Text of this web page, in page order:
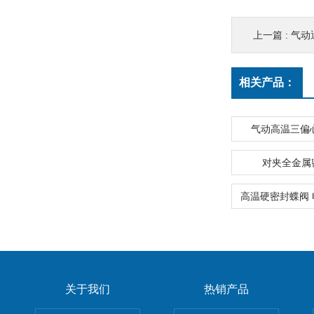
上一篇 : 气动
相关产品：
气动高温三偏
对夹全金
关于我们 热销产品